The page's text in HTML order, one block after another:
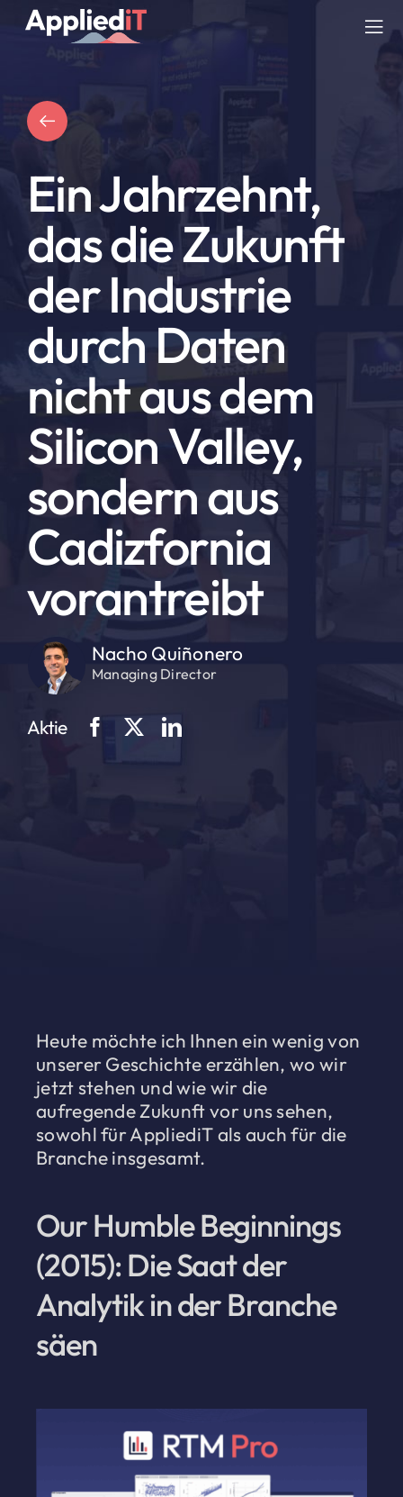
DIENSTLEISTUNGEN
LÖSUNGEN
UNTERNEHMEN
RESSOURCEN
BLOG
Ein Jahrzehnt,
das die Zukunft
der Industrie
durch Daten
nicht aus dem
Silicon Valley,
sondern aus
Cadizfornia
vorantreibt
Nacho Quiñonero
Managing Director
Aktie
Heute möchte ich Ihnen ein wenig von
unserer Geschichte erzählen, wo wir
jetzt stehen und wie wir die
aufregende Zukunft vor uns sehen,
sowohl für AppliediT als auch für die
Branche insgesamt.
Our Humble Beginnings
(2015): Die Saat der
Analytik in der Branche
säen